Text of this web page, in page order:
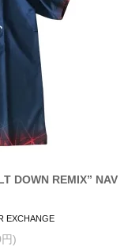
DOWN REMIX” NAV
EXCHANGE
)